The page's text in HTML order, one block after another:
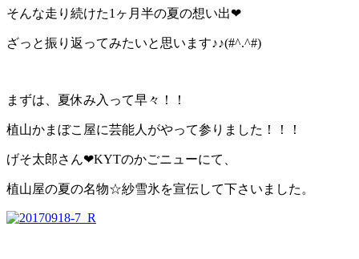
そんな走り続けた1ヶ月半の夏の想い出❤
ざっと振り返ってみたいと思います♪♪(#^.^#)
まずは、夏休み入って早々！！
植山かまぼこ屋に芸能人がやって参りました！！！
げそ太郎さん❤KYTのかごニューにて、
植山屋の夏の名物☆紗雪氷を宣伝して下さいました。